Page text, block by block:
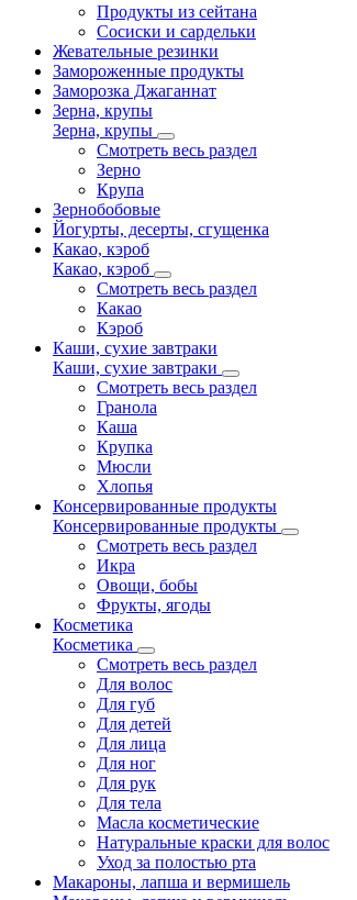
Продукты из сейтана
Сосиски и сардельки
Жевательные резинки
Замороженные продукты
Заморозка Джаганнат
Зерна, крупы
Зерна, крупы
Смотреть весь раздел
Зерно
Крупа
Зернобобовые
Йогурты, десерты, сгущенка
Какао, кэроб
Какао, кэроб
Смотреть весь раздел
Какао
Кэроб
Каши, сухие завтраки
Каши, сухие завтраки
Смотреть весь раздел
Гранола
Каша
Крупка
Мюсли
Хлопья
Консервированные продукты
Консервированные продукты
Смотреть весь раздел
Икра
Овощи, бобы
Фрукты, ягоды
Косметика
Косметика
Смотреть весь раздел
Для волос
Для губ
Для детей
Для лица
Для ног
Для рук
Для тела
Масла косметические
Натуральные краски для волос
Уход за полостью рта
Макароны, лапша и вермишель